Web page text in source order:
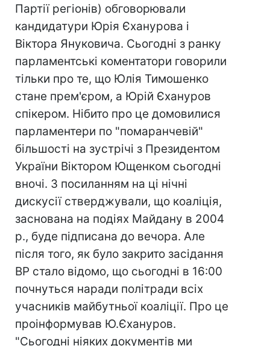
Партії регіонів) обговорювали
кандидатури Юрія Єханурова і
Віктора Януковича. Сьогодні з ранку
парламентські коментатори говорили
тільки про те, що Юлія Тимошенко
стане прем'єром, а Юрій Єхануров
спікером. Нібито про це домовилися
парламентери по "помаранчевій"
більшості на зустрічі з Президентом
України Віктором Ющенком сьогодні
вночі. З посиланням на ці нічні
дискусії стверджували, що коаліція,
заснована на подіях Майдану в 2004
р., буде підписана до вечора. Але
після того, як було закрито засідання
ВР стало відомо, що сьогодні в 16:00
почнуться наради політради всіх
учасників майбутньої коаліції. Про це
проінформував Ю.Єхануров.
"Сьогодні ніяких документів ми